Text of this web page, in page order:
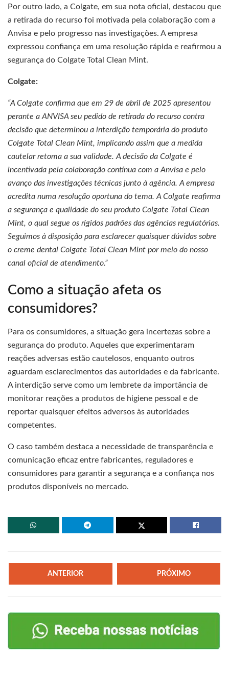
Por outro lado, a Colgate, em sua nota oficial, destacou que
a retirada do recurso foi motivada pela colaboração com a
Anvisa e pelo progresso nas investigações. A empresa
expressou confiança em uma resolução rápida e reafirmou a
segurança do Colgate Total Clean Mint.
Colgate:
“A Colgate confirma que em 29 de abril de 2025 apresentou
perante a ANVISA seu pedido de retirada do recurso contra
decisão que determinou a interdição temporária do produto
Colgate Total Clean Mint, implicando assim que a medida
cautelar retoma a sua validade. A decisão da Colgate é
incentivada pela colaboração contínua com a Anvisa e pelo
avanço das investigações técnicas junto à agência. A empresa
acredita numa resolução oportuna do tema. A Colgate reafirma
a segurança e qualidade do seu produto Colgate Total Clean
Mint, o qual segue os rígidos padrões das agências regulatórias.
Seguimos à disposição para esclarecer quaisquer dúvidas sobre
o creme dental Colgate Total Clean Mint por meio do nosso
canal oficial de atendimento.”
Como a situação afeta os
consumidores?
Para os consumidores, a situação gera incertezas sobre a
segurança do produto. Aqueles que experimentaram
reações adversas estão cautelosos, enquanto outros
aguardam esclarecimentos das autoridades e da fabricante.
A interdição serve como um lembrete da importância de
monitorar reações a produtos de higiene pessoal e de
reportar quaisquer efeitos adversos às autoridades
competentes.
O caso também destaca a necessidade de transparência e
comunicação eficaz entre fabricantes, reguladores e
consumidores para garantir a segurança e a confiança nos
produtos disponíveis no mercado.
ANTERIOR PRÓXIMO